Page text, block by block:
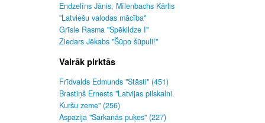
Endzelīns Jānis, Mīlenbachs Kārlis
"Latviešu valodas mācība"
Grīsle Rasma "Spēkildze I"
Ziedars Jēkabs "Šūpo šūpuli!"
Vairāk pirktās
Frīdvalds Edmunds "Stāsti" (451)
Brastiņš Ernests "Latvijas pilskalni.
Kuršu zeme" (256)
Aspazija "Sarkanās puķes" (227)